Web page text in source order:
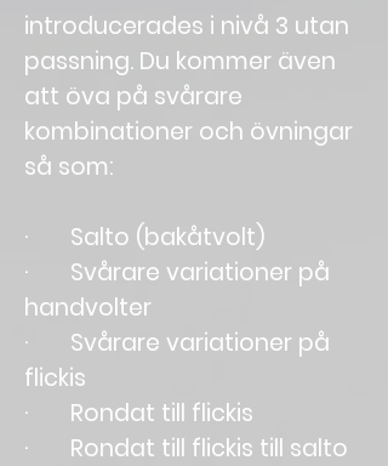
introducerades i nivå 3 utan
passning. Du kommer även
att öva på svårare
kombinationer och övningar
så som:
· Salto (bakåtvolt)
· Svårare variationer på
handvolter
· Svårare variationer på
flickis
· Rondat till flickis
· Rondat till flickis till salto